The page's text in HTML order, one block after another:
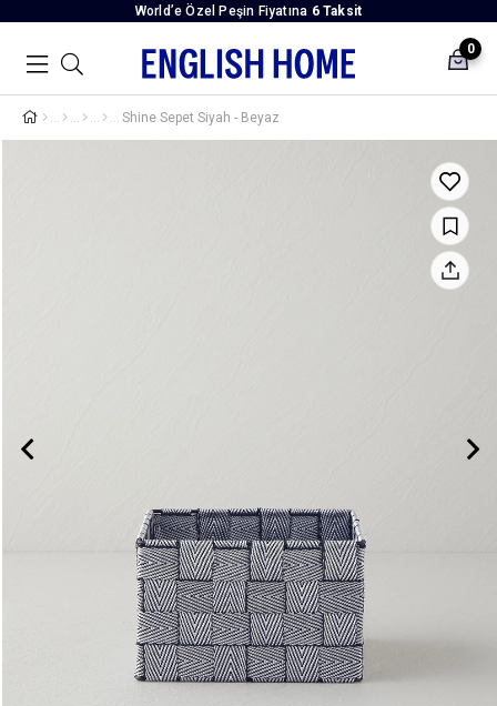
World’e Özel Peşin Fiyatına 6 Taksit
0
Shine Sepet Siyah - Beyaz